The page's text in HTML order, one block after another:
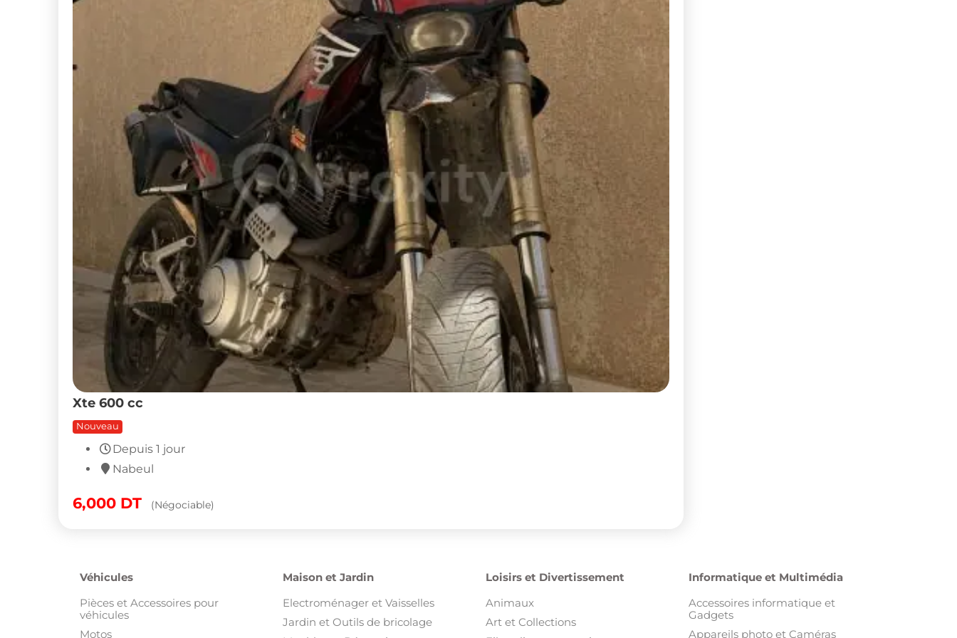
Xte 600 cc
Nouveau
Depuis 1 jour
Nabeul
6,000 DT (Négociable)
Véhicules
Pièces et Accessoires pour
véhicules
Motos
Maison et Jardin
Electroménager et Vaisselles
Jardin et Outils de bricolage
Loisirs et Divertissement
Animaux
Art et Collections
Informatique et Multimédia
Accessoires informatique et
Gadgets
Appareils photo et Caméras